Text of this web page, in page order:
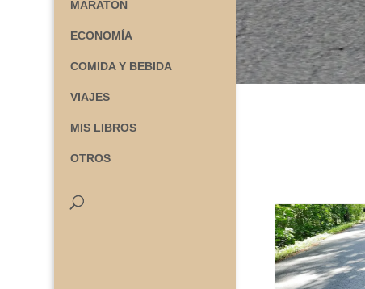
MARATÓN
ECONOMÍA
COMIDA Y BEBIDA
VIAJES
MIS LIBROS
OTROS